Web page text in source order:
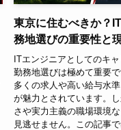
東京に住むべきか？
務地選びの重要性と
ITエンジニアとしてのキャ
勤務地選びは極めて重要で
多くの求人や高い給与水
が魅力とされています。
さや実力主義の職場環境
見逃せません。この記事で